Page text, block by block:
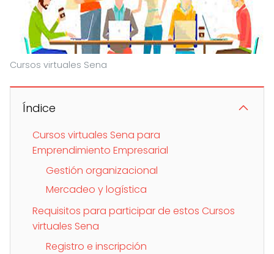
Cursos virtuales Sena
Índice
Cursos virtuales Sena para
Emprendimiento Empresarial
Gestión organizacional
Mercadeo y logística
Requisitos para participar de estos Cursos
virtuales Sena
Registro e inscripción